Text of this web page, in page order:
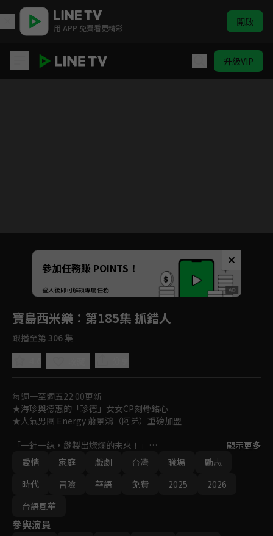
用 APP 免費看更精彩 開啟
升級VIP
Unmute
如有不便請見諒
參加任務賺 POINTS！
登入後即可解鎖專屬任務
寶島西米樂 ：第185集 抓錯人
跟播至第 306 集
每週一至週五22:00更新
★海珍與德惠的「珍德」女女CP刻骨銘心
★人氣男團 Energy 蕭景鴻（阿弟）重磅加盟
「一針一線，縫製出燦爛的未來！」
女人在性別不平等時代裡，如何在男性主導的西裝產業中，克服艱
難成為女西裝師，並一針一線，縫製出燦爛的未來？
一段勇氣、親情與愛情交織的勵志成長故事！
顯示更多
愛情
家庭 戲劇 台灣 職場
勵志
時代
冒險 華語 免費 2025
2026
台語風華
參與演員